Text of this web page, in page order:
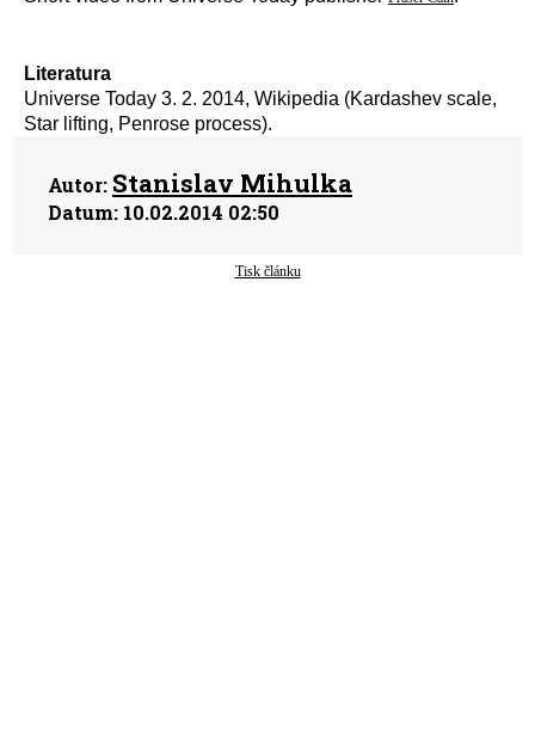
Literatura
Universe Today 3. 2. 2014, Wikipedia (Kardashev scale,
Star lifting, Penrose process).
Autor: Stanislav Mihulka
Datum: 10.02.2014 02:50
Tisk článku